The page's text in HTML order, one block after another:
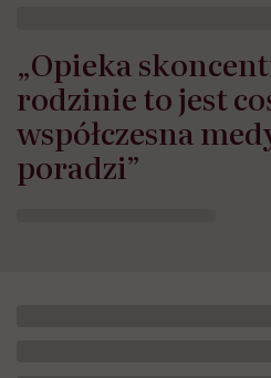
„Opieka
rodzinie to jest
współczesna
poradzi”